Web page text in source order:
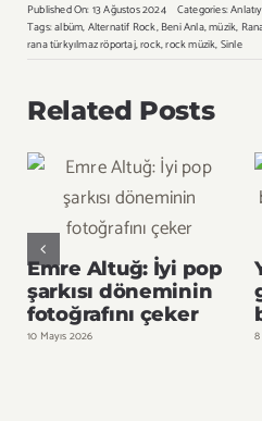
Published On: 13 Ağustos 2024 Categories:
Tags:albüm,Alternatif Rock,Beni Anla,müzik,
rana türkyılmaz röportaj,rock,rock müzik,Sinle
Related Posts
Emre Altuğ: İyi pop
şarkısı döneminin
fotoğrafını çeker
10 Mayıs 2026